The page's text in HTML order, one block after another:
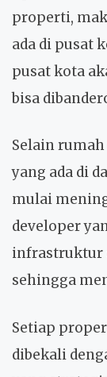
properti,
ada di pusat
pusat kota
bisa
Selain
yang ada di
mulai
developer
infrastruktur
sehingga
Setiap
dibekali